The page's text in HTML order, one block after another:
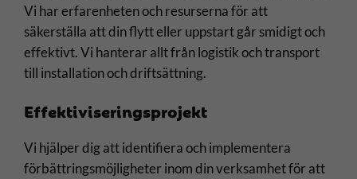
Vi har erfarenheten och resurserna för att
säkerställa att din flytt eller uppstart går smidigt och
effektivt. Vi hanterar allt från logistik och transport
till installation och driftsättning.
Effektiviseringsprojekt
Vi hjälper dig att identifiera och implementera
förbättringsmöjligheter inom din verksamhet för att